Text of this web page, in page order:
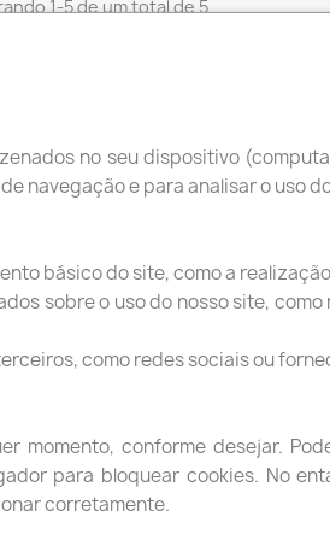
1-5 de um total de 5
EMPRESA
e Condições de Uso
de Privacidade
nos
site
A
no seu dispositivo
navegação e para analisar o uso
básico do site, como a
sobre o uso do nosso site,
como redes sociais ou
momento, conforme desejar.
para bloquear cookies. No
corretamente.